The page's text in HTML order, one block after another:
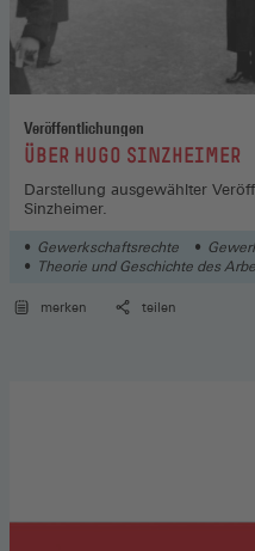
Veröffentlichungen
:ÜBER HUGO SINZHEIMER
Darstellung ausgewählter
Sinzheimer.
Gewerkschaftsrechte
Theorie und Geschichte des
merken teilen